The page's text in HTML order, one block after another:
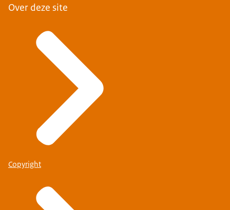
Over deze site
Copyright